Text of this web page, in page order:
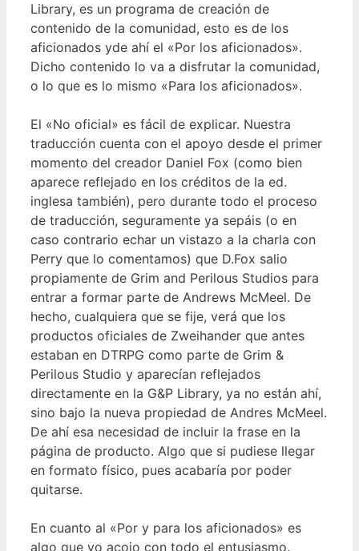
Library, es un programa de creación de
contenido de la comunidad, esto es de los
aficionados yde ahí el «Por los aficionados».
Dicho contenido lo va a disfrutar la comunidad,
o lo que es lo mismo «Para los aficionados».
El «No oficial» es fácil de explicar. Nuestra
traducción cuenta con el apoyo desde el primer
momento del creador Daniel Fox (como bien
aparece reflejado en los créditos de la ed.
inglesa también), pero durante todo el proceso
de traducción, seguramente ya sepáis (o en
caso contrario echar un vistazo a la charla con
Perry que lo comentamos) que D.Fox salio
propiamente de Grim and Perilous Studios para
entrar a formar parte de Andrews McMeel. De
hecho, cualquiera que se fije, verá que los
productos oficiales de Zweihander que antes
estaban en DTRPG como parte de Grim &
Perilous Studio y aparecían reflejados
directamente en la G&P Library, ya no están ahí,
sino bajo la nueva propiedad de Andres McMeel.
De ahí esa necesidad de incluir la frase en la
página de producto. Algo que si pudiese llegar
en formato físico, pues acabaría por poder
quitarse.
En cuanto al «Por y para los aficionados» es
algo que yo acojo con todo el entusiasmo.